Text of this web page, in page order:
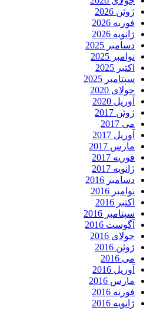
ژوئن 2026
فوریه 2026
ژانویه 2026
دسامبر 2025
نوامبر 2025
اکتبر 2025
سپتامبر 2025
جولای 2020
آوریل 2020
ژوئن 2017
می 2017
آوریل 2017
مارس 2017
فوریه 2017
ژانویه 2017
دسامبر 2016
نوامبر 2016
اکتبر 2016
سپتامبر 2016
آگوست 2016
جولای 2016
ژوئن 2016
می 2016
آوریل 2016
مارس 2016
فوریه 2016
ژانویه 2016